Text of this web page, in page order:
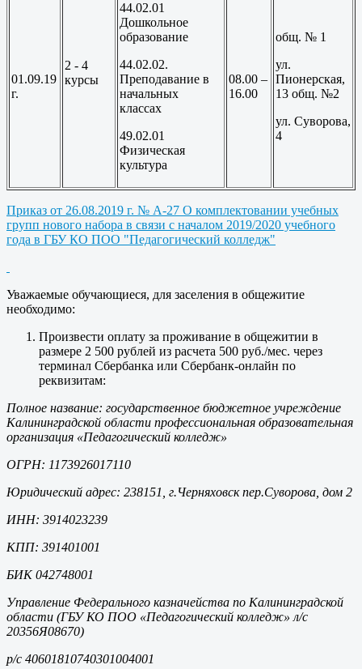
01.09.19
г.
2 - 4
курсы
44.02.01
Дошкольное
образование
44.02.02.
Преподавание в
начальных
классах
49.02.01
Физическая
культура
08.00 –
16.00
общ. № 1
ул.
Пионерская,
13 общ. №2
ул. Суворова,
4
Приказ от 26.08.2019 г. № А-27 О комплектовании учебных
групп нового набора в связи с началом 2019/2020 учебного
года в ГБУ КО ПОО "Педагогический колледж"
Уважаемые обучающиеся, для заселения в общежитие
необходимо:
Произвести оплату за проживание в общежитии в
размере 2 500 рублей из расчета 500 руб./мес. через
терминал Сбербанка или Сбербанк-онлайн по
реквизитам:
Полное название: государственное бюджетное учреждение
Калининградской области профессиональная образовательная
организация «Педагогический колледж»
ОГРН: 1173926017110
Юридический адрес: 238151, г.Черняховск пер.Суворова, дом 2
ИНН: 3914023239
КПП: 391401001
БИК 042748001
Управление Федерального казначейства по Калининградской
области (ГБУ КО ПОО «Педагогический колледж» л/с
20356Я08670)
р/с 40601810740301004001